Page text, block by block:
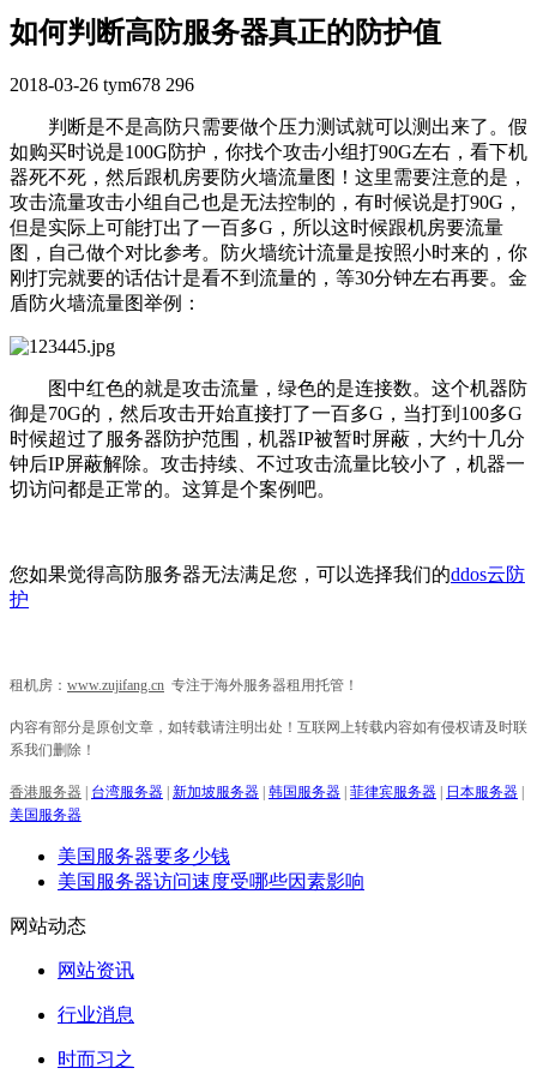
如何判断高防服务器真正的防护值
2018-03-26 tym678 296
判断是不是高防只需要做个压力测试就可以测出来了。假
如购买时说是100G防护，你找个攻击小组打90G左右，看下机
器死不死，然后跟机房要防火墙流量图！这里需要注意的是，
攻击流量攻击小组自己也是无法控制的，有时候说是打90G，
但是实际上可能打出了一百多G，所以这时候跟机房要流量
图，自己做个对比参考。防火墙统计流量是按照小时来的，你
刚打完就要的话估计是看不到流量的，等30分钟左右再要。金
盾防火墙流量图举例：
图中红色的就是攻击流量，绿色的是连接数。这个机器防
御是70G的，然后攻击开始直接打了一百多G，当打到100多G
时候超过了服务器防护范围，机器IP被暂时屏蔽，大约十几分
钟后IP屏蔽解除。攻击持续、不过攻击流量比较小了，机器一
切访问都是正常的。这算是个案例吧。
您如果觉得高防服务器无法满足您，可以选择我们的ddos云防
护
租机房： www.zujifang.cn 专注于海外服务器租用托管！
内容有部分是原创文章，如转载请注明出处！互联网上转载内容如有侵权请及时联
系我们删除！
香港服务器 台湾服务器 新加坡服务器 韩国服务器 菲律宾服务器 日本服务器
美国服务器
美国服务器要多少钱
美国服务器访问速度受哪些因素影响
网站动态
网站资讯
行业消息
时而习之